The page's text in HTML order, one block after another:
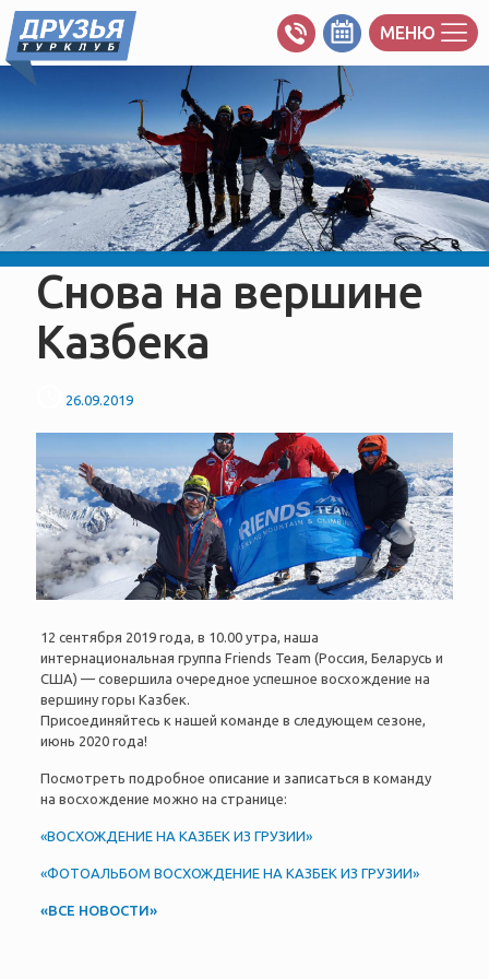
МЕНЮ
Снова на вершине
Казбека
26.09.2019
12 сентября 2019 года, в 10.00 утра, наша
интернациональная группа Friends Team (Россия, Беларусь и
США) — совершила очередное успешное восхождение на
вершину горы Казбек.
Присоединяйтесь к нашей команде в следующем сезоне,
июнь 2020 года!
Посмотреть подробное описание и записаться в команду
на восхождение можно на странице:
«ВОСХОЖДЕНИЕ НА КАЗБЕК ИЗ ГРУЗИИ»
«ФОТОАЛЬБОМ ВОСХОЖДЕНИЕ НА КАЗБЕК ИЗ ГРУЗИИ»
«ВСЕ НОВОСТИ»